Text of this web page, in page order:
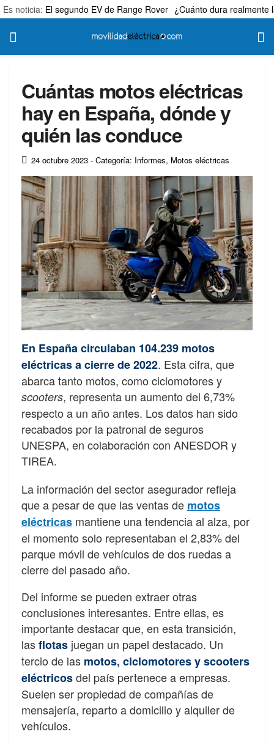
Es noticia: El segundo EV de Range Rover ¿Cuánto dura realmente
Cuántas motos eléctricas
hay en España, dónde y
quién las conduce
24 octubre 2023 - Categoría: Informes, Motos eléctricas
En España circulaban 104.239 motos
eléctricas a cierre de 2022. Esta cifra, que
abarca tanto motos, como ciclomotores y
scooters, representa un aumento del 6,73%
respecto a un año antes. Los datos han sido
recabados por la patronal de seguros
UNESPA, en colaboración con ANESDOR y
TIREA.
La información del sector asegurador refleja
que a pesar de que las ventas de motos
eléctricas mantiene una tendencia al alza, por
el momento solo representaban el 2,83% del
parque móvil de vehículos de dos ruedas a
cierre del pasado año.
Del informe se pueden extraer otras
conclusiones interesantes. Entre ellas, es
importante destacar que, en esta transición,
lasflotas juegan un papel destacado. Un
tercio de las motos, ciclomotores y scooters
eléctricosdel país pertenece a empresas.
Suelen ser propiedad de compañías de
mensajería, reparto a domicilio y alquiler de
vehículos.